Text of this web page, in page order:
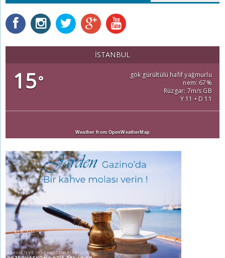
İSTANBUL
15°
gök gürültülü hafif yağmurlu
nem: 67%
Rüzgar: 7m/s GB
Y 11 • D 11
Weather from OpenWeatherMap